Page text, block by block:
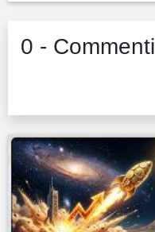
0 - Commenti